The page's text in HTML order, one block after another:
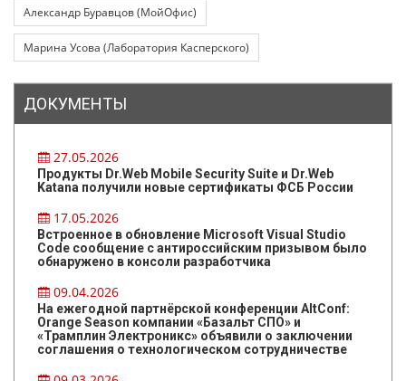
Александр Буравцов (МойОфис)
Марина Усова (Лаборатория Касперского)
ДОКУМЕНТЫ
27.05.2026
Продукты Dr.Web Mobile Security Suite и Dr.Web
Katana получили новые сертификаты ФСБ России
17.05.2026
Встроенное в обновление Microsoft Visual Studio
Code сообщение с антироссийским призывом было
обнаружено в консоли разработчика
09.04.2026
На ежегодной партнёрской конференции AltConf:
Orange Season компании «Базальт СПО» и
«Трамплин Электроникс» объявили о заключении
соглашения о технологическом сотрудничестве